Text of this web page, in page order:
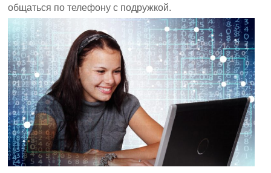
общаться по телефону с подружкой.